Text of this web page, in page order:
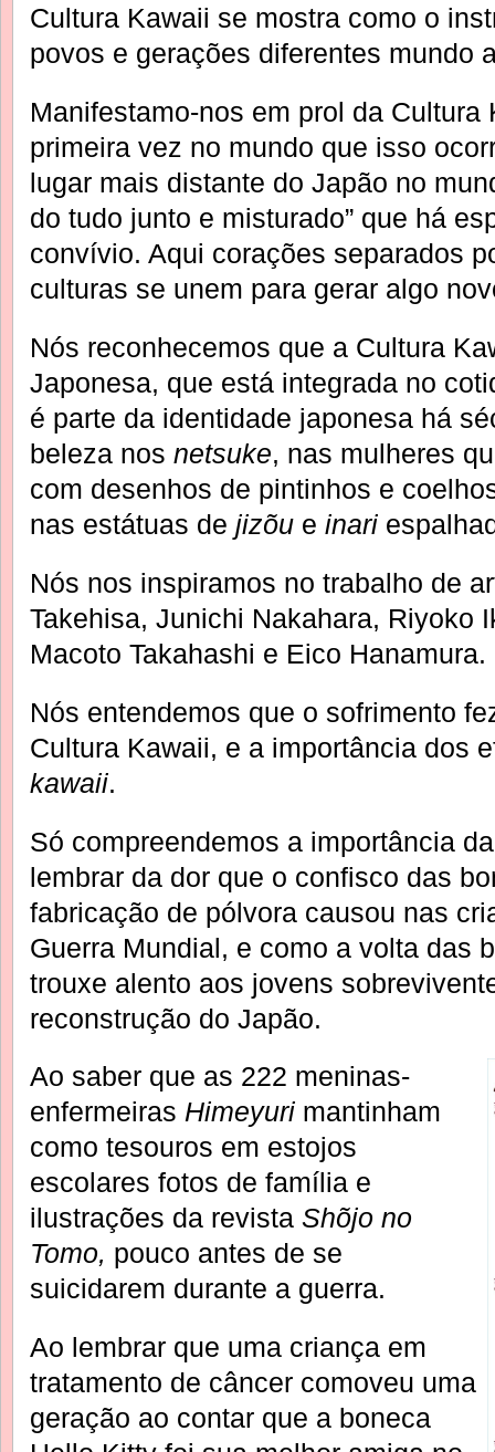
Cultura Kawaii se mostra como o
povos e gerações diferentes mundo
Manifestamo-nos em prol da Cultura
primeira vez no mundo que isso
lugar mais distante do Japão no
do tudo junto e misturado” que há
convívio. Aqui corações separados
culturas se unem para gerar algo
Nós reconhecemos que a Cultura
Japonesa, que está integrada no
é parte da identidade japonesa há
beleza nos netsuke, nas mulheres
com desenhos de pintinhos e
nas estátuas de jizõu e inari
Nós nos inspiramos no trabalho de
Takehisa, Junichi Nakahara, Riyoko
Macoto Takahashi e Eico Hanamura.
Nós entendemos que o sofrimento
Cultura Kawaii, e a importância dos
kawaii.
Só compreendemos a importância
lembrar da dor que o confisco das
fabricação de pólvora causou nas
Guerra Mundial, e como a volta das
trouxe alento aos jovens
reconstrução do Japão.
Ao saber que as 222 meninas-
enfermeiras Himeyuri mantinham
como tesouros em estojos
escolares fotos de família e
ilustrações da revista Shõjo no
Tomo, pouco antes de se
suicidarem durante a guerra.
Ao lembrar que uma criança em
tratamento de câncer comoveu uma
geração ao contar que a boneca